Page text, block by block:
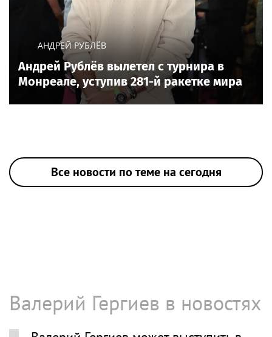
АНДРЕЙ РУБЛЁВ
Андрей Рублёв вылетел с турнира в
Монреале, уступив 281-й ракетке мира
Все новости по теме на сегодня
Валерий Гергиев в новостях